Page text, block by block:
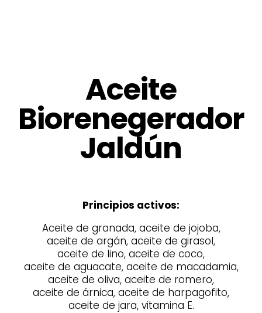
Aceite
Biorenegerador
Jaldún
Principios activos:
Aceite de granada, aceite de jojoba,
aceite de argán, aceite de girasol,
aceite de lino, aceite de coco,
aceite de aguacate, aceite de macadamia,
aceite de oliva, aceite de romero,
aceite de árnica, aceite de harpagofito,
aceite de jara, vitamina E.